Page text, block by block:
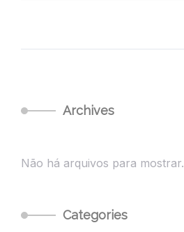
Archives
Não há arquivos para mostrar.
Categories